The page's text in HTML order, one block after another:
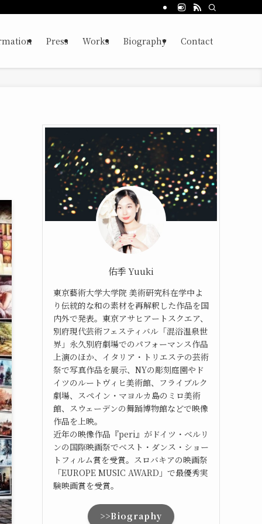
Press Works Biography Contact
佑季 Yuuki
東京藝術大学大学院 美術研究科在学中よ
り伝統的な和の素材を再解釈した作品を国
内外で発表。東京アサヒアートスクエア、
別府現代芸術フェスティバル「混浴温泉世
界」永久別府劇場でのパフォーマンス作品
上演のほか、イタリア・トリエステの芸術
祭で写真作品を展示、NYの彫刻庭園やド
イツのルートヴィヒ美術館、フライブルク
劇場、スペイン・マヨルカ島のミロ美術
館、スウェーデンの舞踊博物館などで映像
作品を上映。
近年の映像作品『peri』がドイツ・ベルリ
ンの国際映画祭でベスト・ダンス・ショー
トフィルム賞を受賞。スロバキアの映画祭
「EUROPE MUSIC AWARD」で最優秀実
験映画賞を受賞。
>>Biography